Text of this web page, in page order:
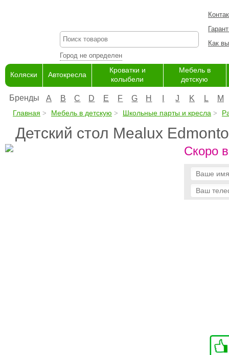
Город не определен
Как
Коляски Автокресла
Кроватки и
колыбели
Мебель в
детскую
Бренды A B C D E F G H J K L M
Главная Мебель в детскую Школьные парты и кресла
Детский стол Mealux
Скоро